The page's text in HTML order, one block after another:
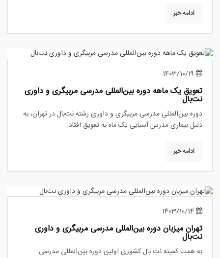
ادامه خبر
تعویق یک ماهه دوره بین‌المللی مدرسی مربیگری و داوری
نت‌بال
دوره‌ بین‌المللی مدرسی مربیگری و داوری رشته نت‌بال در تهران، به
دلیل بیماری مدرس آسیایی یک ماه به تعویق افتاد.
ادامه خبر
تهران میزبان دوره بین‌المللی مدرسی مربیگری و داوری
نت‌بال
به همت کمیته نت بال کشوری اولین دوره‌ بین‌المللی مدرسی